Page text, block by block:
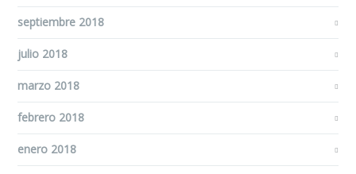
septiembre 2018
julio 2018
marzo 2018
febrero 2018
enero 2018